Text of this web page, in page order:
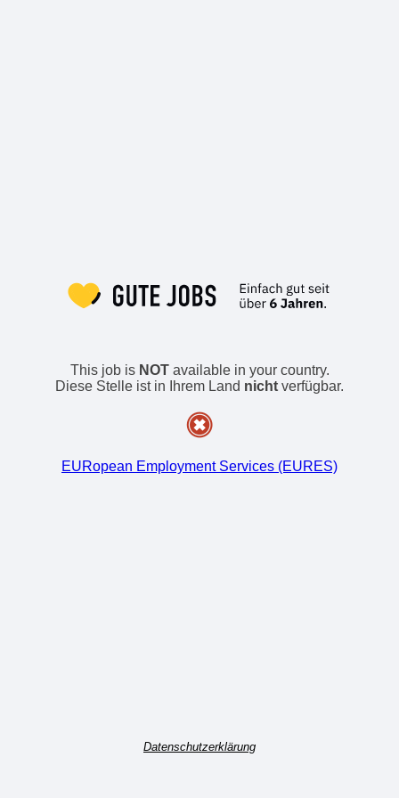
This job is NOTavailable in your country.
Diese Stelle ist in Ihrem Land nicht verfügbar.
EURopean Employment Services (EURES)
Datenschutzerklärung